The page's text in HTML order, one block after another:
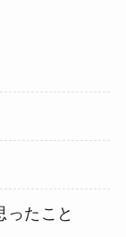
ったこと